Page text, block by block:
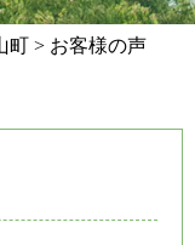
町> お客様の声